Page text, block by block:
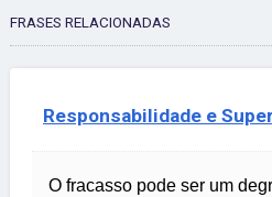
FRASES RELACIONADAS
Responsabilidade e
O fracasso pode ser um